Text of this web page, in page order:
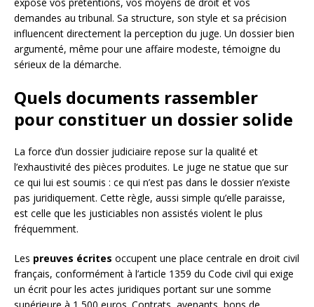
demandes au tribunal. Sa structure, son style et sa précision
influencent directement la perception du juge. Un dossier bien
argumenté, même pour une affaire modeste, témoigne du
sérieux de la démarche.
Quels documents rassembler
pour constituer un dossier solide
La force d’un dossier judiciaire repose sur la qualité et
l’exhaustivité des pièces produites. Le juge ne statue que sur
ce qui lui est soumis : ce qui n’est pas dans le dossier n’existe
pas juridiquement. Cette règle, aussi simple qu’elle paraisse,
est celle que les justiciables non assistés violent le plus
fréquemment.
Les preuves écrites occupent une place centrale en droit civil
français, conformément à l’article 1359 du Code civil qui exige
un écrit pour les actes juridiques portant sur une somme